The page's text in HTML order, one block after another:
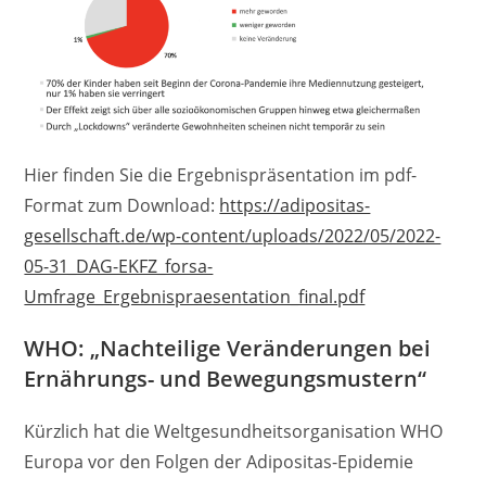
Hier finden Sie die Ergebnispräsentation im pdf-
Format zum Download: https://adipositas-
gesellschaft.de/wp-content/uploads/2022/05/2022-
05-31_DAG-EKFZ_forsa-
Umfrage_Ergebnispraesentation_final.pdf
WHO: „Nachteilige Veränderungen bei
Ernährungs- und Bewegungsmustern“
Kürzlich hat die Weltgesundheitsorganisation WHO
Europa vor den Folgen der Adipositas-Epidemie